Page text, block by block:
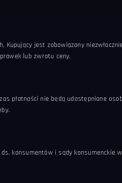
jest zobowiązany
lub zwrotu ceny.
płatności nie będą udostępniane
konsumentów i sądy konsumenckie